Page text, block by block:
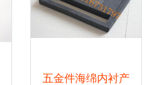
五金件海绵内衬产